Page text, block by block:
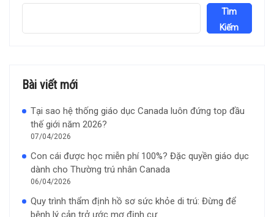
Tìm
Kiếm
Bài viết mới
Tại sao hệ thống giáo dục Canada luôn đứng top đầu
thế giới năm 2026?
07/04/2026
Con cái được học miễn phí 100%? Đặc quyền giáo dục
dành cho Thường trú nhân Canada
06/04/2026
Quy trình thẩm định hồ sơ sức khỏe di trú: Đừng để
bệnh lý cản trở ước mơ định cư